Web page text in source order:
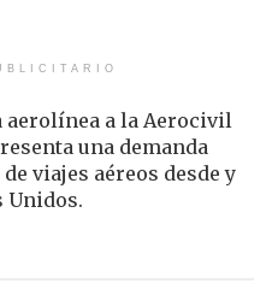
aerolínea a la Aerocivil
una demanda
viajes aéreos desde y
Unidos.